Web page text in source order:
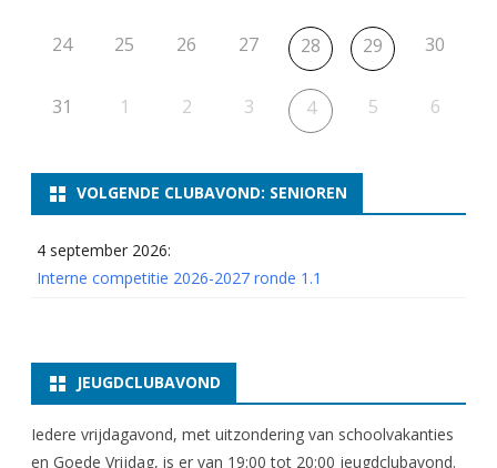
24 25 26 27 28 29 30
31 1 2 3 4 5 6
VOLGENDE CLUBAVOND: SENIOREN
4 september 2026:
Interne competitie 2026-2027 ronde 1.1
JEUGDCLUBAVOND
Iedere vrijdagavond, met uitzondering van schoolvakanties
en Goede Vrijdag, is er van 19:00 tot 20:00 jeugdclubavond.